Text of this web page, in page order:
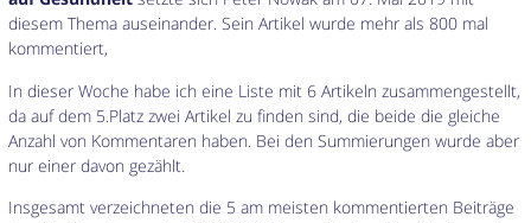
diesem Thema auseinander. Sein Artikel wurde mehr als 800 mal
kommentiert,
In dieser Woche habe ich eine Liste mit 6 Artikeln zusammengestellt,
da auf dem 5.Platz zwei Artikel zu finden sind, die beide die gleiche
Anzahl von Kommentaren haben. Bei den Summierungen wurde aber
nur einer davon gezählt.
Insgesamt verzeichneten die 5 am meisten kommentierten Beiträge